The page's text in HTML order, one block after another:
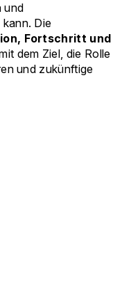
und
Die
Fortschritt und
dem Ziel, die Rolle
und zukünftige